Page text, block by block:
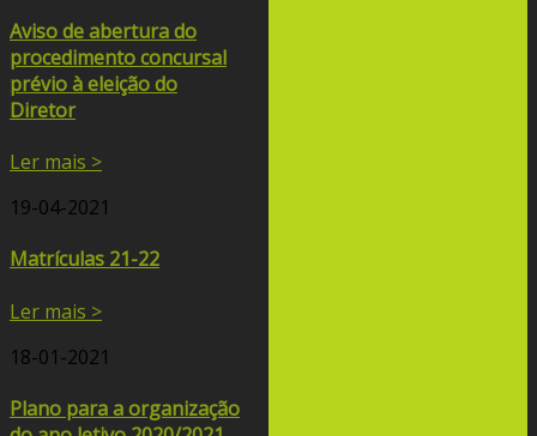
Aviso de abertura do
procedimento concursal
prévio à eleição do
Diretor
Ler mais >
19-04-2021
Matrículas 21-22
Ler mais >
18-01-2021
Plano para a organização